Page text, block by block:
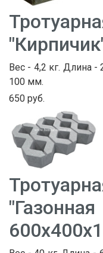
Вес - 4,2 кг. Длина
100 мм.
650 руб.